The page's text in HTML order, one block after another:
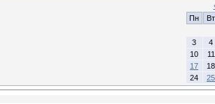
Пн
Вт
3
4
10
11
17
18
24
25